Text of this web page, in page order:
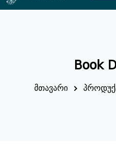
Book
მთავარი